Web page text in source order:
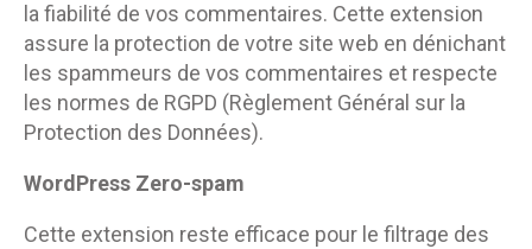
la fiabilité de vos commentaires. Cette extension
assure la protection de votre site web en dénichant
les spammeurs de vos commentaires et respecte
les normes de RGPD (Règlement Général sur la
Protection des Données).
WordPress Zero-spam
Cette extension reste efficace pour le filtrage des